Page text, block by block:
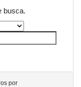
busca.
por